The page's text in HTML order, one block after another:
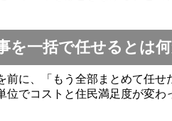
を一括で任せるとは
前に、「もう全部まとめて任
でコストと住民満足度が変わ